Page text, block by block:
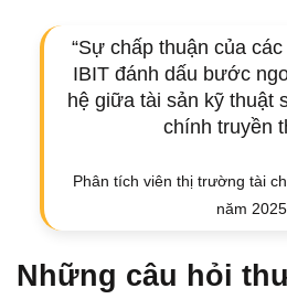
“Sự chấp thuận của
IBIT đánh dấu bước
hệ giữa tài sản kỹ thuật
chính truyền
Phân tích viên thị trường tài
năm 2025
Những câu hỏi